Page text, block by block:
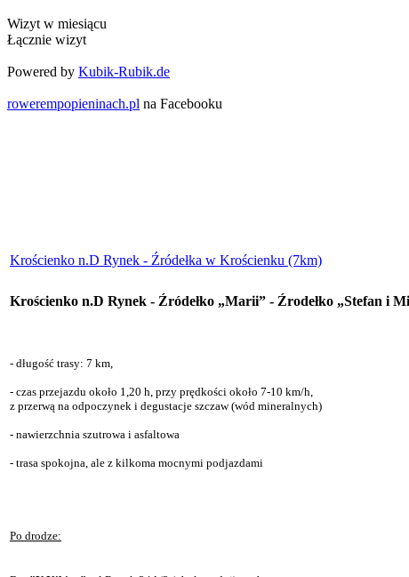
Wizyt w miesiącu
Łącznie wizyt
Powered by Kubik-Rubik.de
rowerempopieninach.pl na Facebooku
Krościenko n.D Rynek - Źródełka w Krościenku (7km)
Krościenko n.D Rynek - Źródełko „Marii” - Źrodełko „Stefan i
- długość trasy: 7 km,
- czas przejazdu około 1,20 h, przy prędkości około 7-10 km/h,
z przerwą na odpoczynek i degustacje szczaw (wód mineralnych)
- nawierzchnia szutrowa i asfaltowa
- trasa spokojna, ale z kilkoma mocnymi podjazdami
Po drodze: